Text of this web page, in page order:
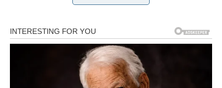
Srce vam šalje pravi odgovor
Pred vama su veoma nježni i posebni trenuci.